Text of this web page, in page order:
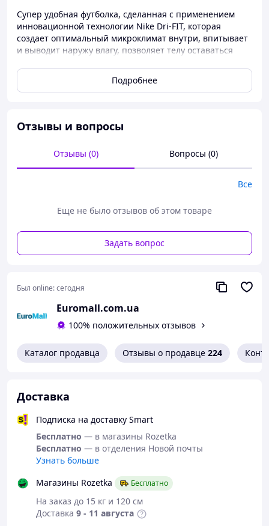
Супер удобная футболка, сделанная с применением
инновационной технологии Nike Dri-FIT, которая
создает оптимальный микроклимат внутри, впитывает
и выводит наружу влагу, позволяет телу оставаться
100% полиэстер.Подробнее
Отзывы и вопросы
Отзывы (0) Вопросы (0)
Все
Еще не было отзывов об этом товаре
Задать вопрос
Был online:сегодня
Euromall.com.ua
100% положительных отзывов
Каталог продавца Отзывы о продавце 224
Доставка
Подписка на доставку Smart
Бесплатно — в магазины Rozetka
Бесплатно — в отделения Новой почты
Узнать больше
Магазины Rozetka
Бесплатно
На заказ до 15 кг и 120 см
Доставка 9 - 11 августа